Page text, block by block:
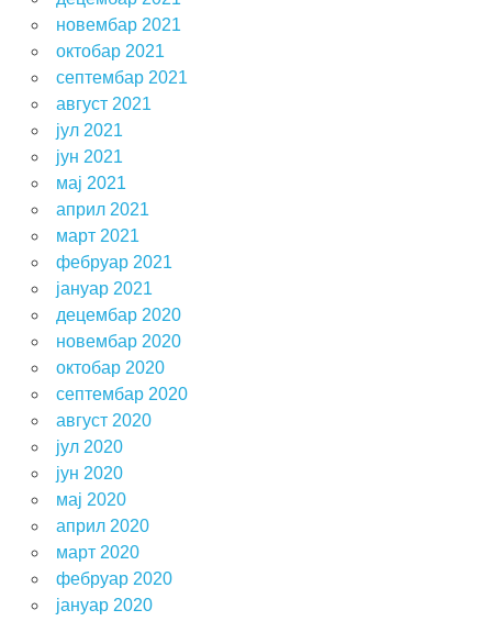
новембар 2021
октобар 2021
септембар 2021
август 2021
јул 2021
јун 2021
мај 2021
април 2021
март 2021
фебруар 2021
јануар 2021
децембар 2020
новембар 2020
октобар 2020
септембар 2020
август 2020
јул 2020
јун 2020
мај 2020
април 2020
март 2020
фебруар 2020
јануар 2020